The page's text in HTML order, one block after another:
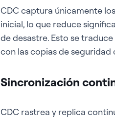
CDC captura únicamente
inicial, lo que reduce
de desastre. Esto se
con las copias de
Sincronización
CDC rastrea y replica